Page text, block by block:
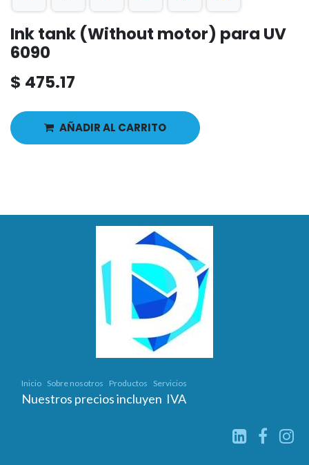
Ink tank (Without motor) para UV
6090
$ 475.17
AÑADIR AL CARRITO
Inicio Sobre nosotros Productos Servicios
Nuestros precios incluyen IVA